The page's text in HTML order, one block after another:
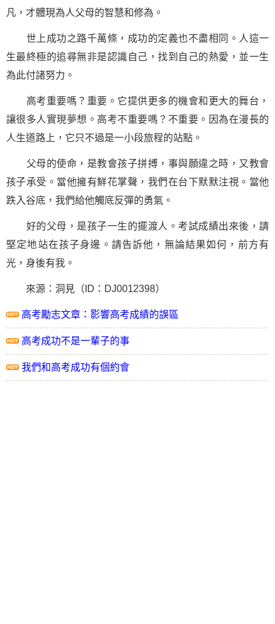
凡，才體現為人父母的智慧和修為。
世上 成功之路千萬條，成功的定義也不盡相同。人這一
生最終極的追尋無非是認識自己，找到自己的熱愛，並一生
為此付諸努力。
高考重要嗎？重要。它提供更多的機會和更大的舞台，
讓很多人實現夢想 。高考不重要嗎？不重要。因為在漫長的
人生道路上，它只不過是一小段旅程的站點。
父母的使命，是教會孩子拼搏，事與願違之時，又教會
孩子承受。當他擁有鮮花掌聲，我們在台下默默注視。當他
跌入谷底，我們給他觸底反彈的勇氣。
好的父母，是孩子一生的擺渡人。考試成績出來後，請
堅定地站在孩子身邊。請告訴他，無論結果如何，前方有
光，身後有我。
來源：洞見（ID：DJ0012398）
高考勵志文章：影響高考成績的誤區
高考成功不是一輩子的事
我們和高考成功有個約會